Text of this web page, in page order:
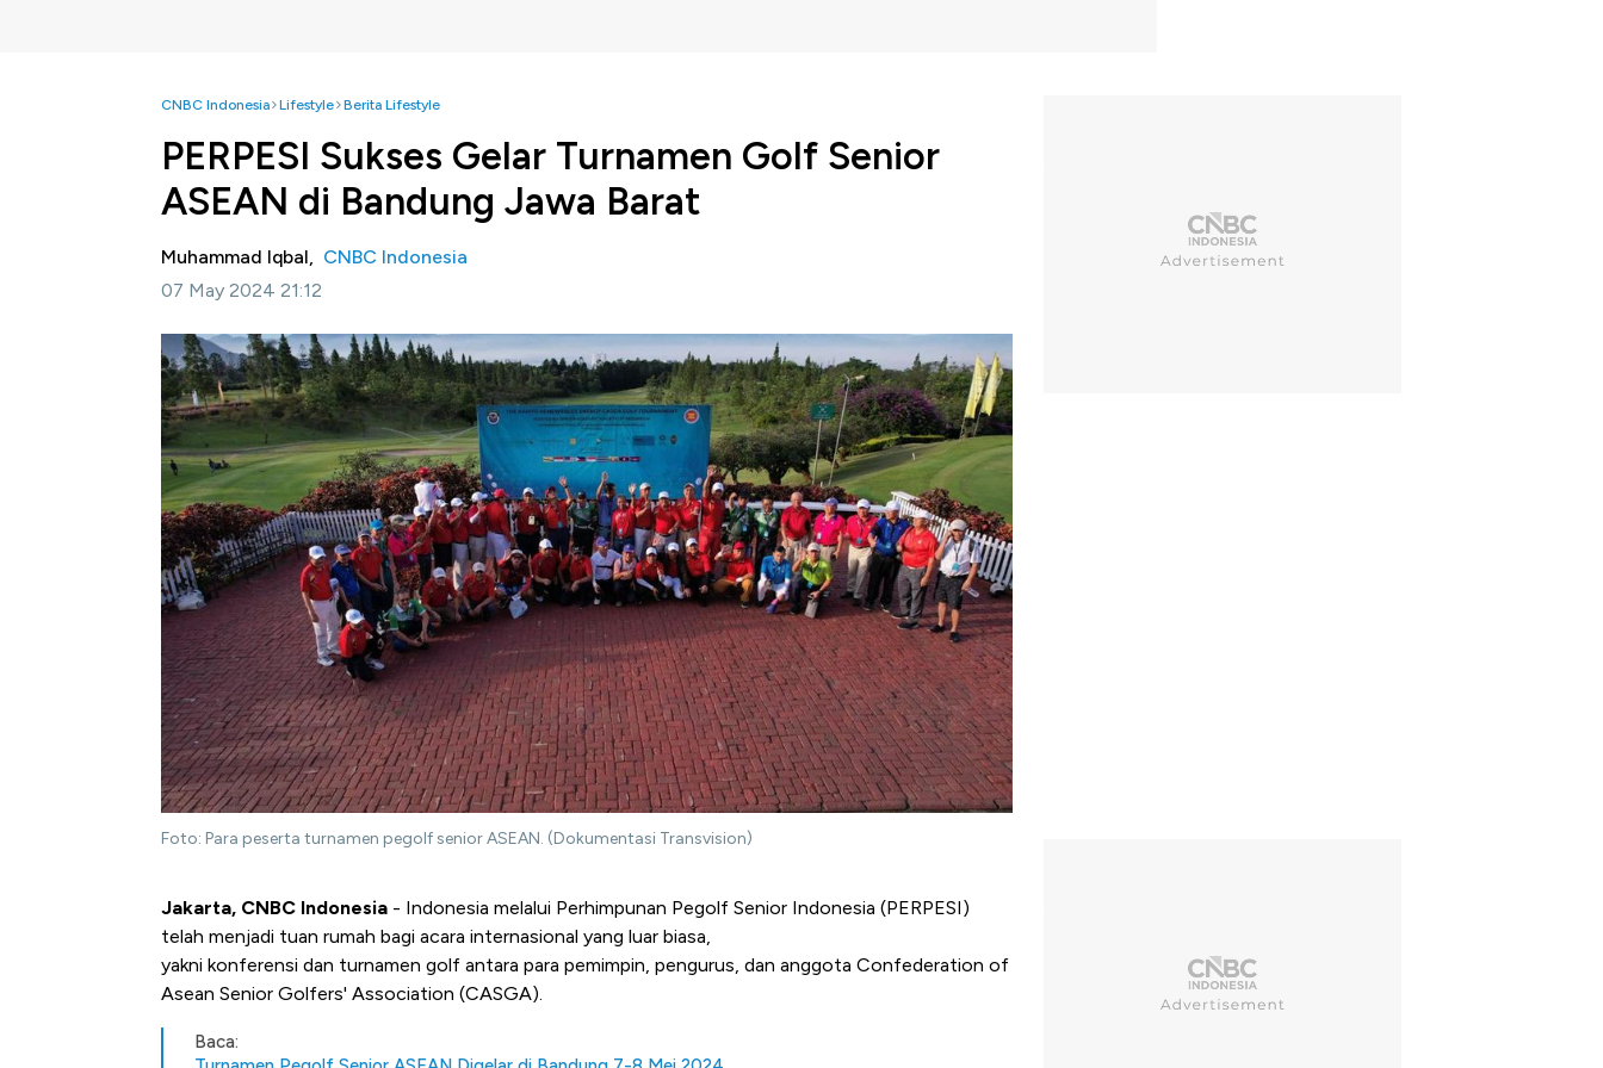
CNBC Indonesia Lifestyle Berita Lifestyle
PERPESI Sukses Gelar Turnamen Golf Senior
ASEAN di Bandung Jawa Barat
Muhammad Iqbal, CNBC Indonesia
07 May 2024 21:12
Foto: Para peserta turnamen pegolf senior ASEAN. (Dokumentasi Transvision)
Jakarta, CNBC Indonesia - Indonesia melalui Perhimpunan Pegolf Senior Indonesia (PERPESI)
telah menjadi tuan rumah bagi acara internasional yang luar biasa,
yakni konferensi dan turnamen golf antara para pemimpin, pengurus, dan anggota Confederation of
Asean Senior Golfers' Association (CASGA).
Baca: